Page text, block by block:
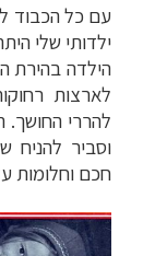
עם כל הכבוד
ילדותי שלי
הילדה בהירת
לארצות
להררי החושך.
וסביר להניח
חכם וחלומות